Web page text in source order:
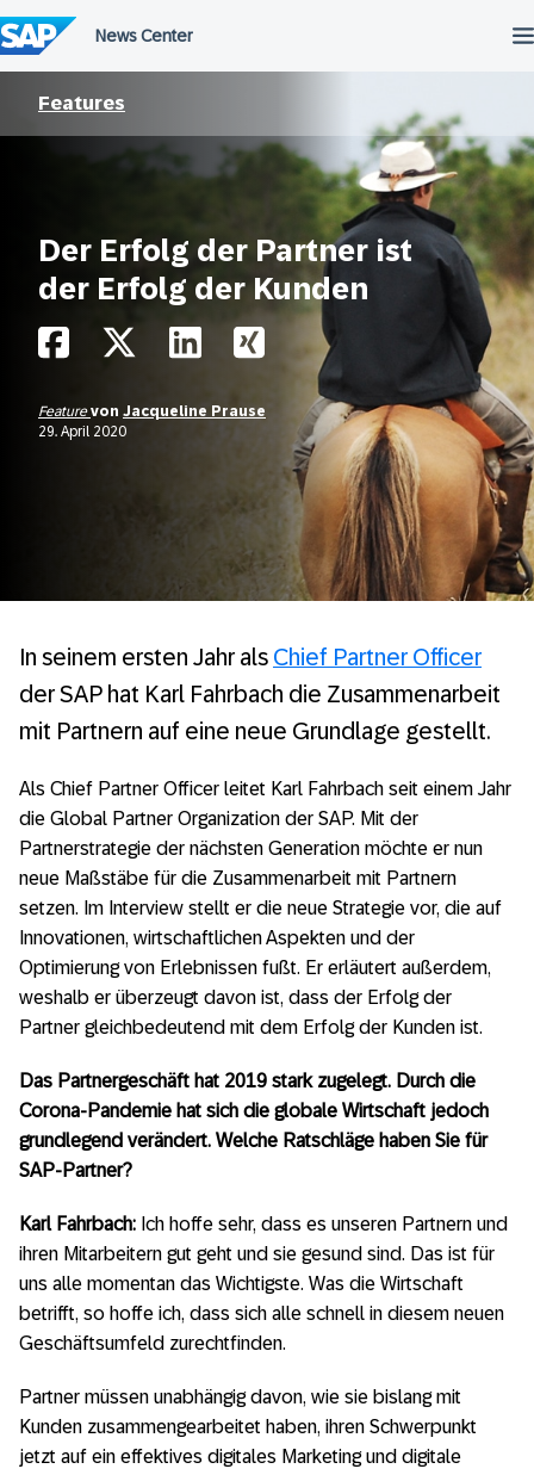
Features
Der Erfolg der Partner ist
der Erfolg der Kunden
Featurevon Jacqueline Prause
29. April 2020
In seinem ersten Jahr als Chief Partner Officer
der SAP hat Karl Fahrbach die Zusammenarbeit
mit Partnern auf eine neue Grundlage gestellt.
Als Chief Partner Officer leitet Karl Fahrbach seit einem Jahr
die Global Partner Organization der SAP. Mit der
Partnerstrategie der nächsten Generation möchte er nun
neue Maßstäbe für die Zusammenarbeit mit Partnern
setzen. Im Interview stellt er die neue Strategie vor, die auf
Innovationen, wirtschaftlichen Aspekten und der
Optimierung von Erlebnissen fußt. Er erläutert außerdem,
weshalb er überzeugt davon ist, dass der Erfolg der
Partner gleichbedeutend mit dem Erfolg der Kunden ist.
Das Partnergeschäft hat 2019 stark zugelegt. Durch die
Corona-Pandemie hat sich die globale Wirtschaft jedoch
grundlegend verändert. Welche Ratschläge haben Sie für
SAP-Partner?
Karl Fahrbach: Ich hoffe sehr, dass es unseren Partnern und
ihren Mitarbeitern gut geht und sie gesund sind. Das ist für
uns alle momentan das Wichtigste. Was die Wirtschaft
betrifft, so hoffe ich, dass sich alle schnell in diesem neuen
Geschäftsumfeld zurechtfinden.
Partner müssen unabhängig davon, wie sie bislang mit
Kunden zusammengearbeitet haben, ihren Schwerpunkt
jetzt auf ein effektives digitales Marketing und digitale